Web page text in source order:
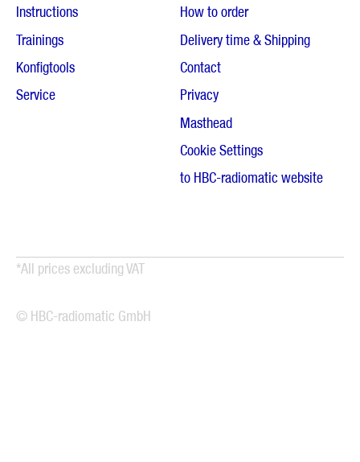
Instructions
Trainings
Konfigtools
Service
How to order
Delivery time & Shipping
Contact
Privacy
Masthead
Cookie Settings
to HBC-radiomatic website
*All prices excluding VAT
© HBC-radiomatic GmbH